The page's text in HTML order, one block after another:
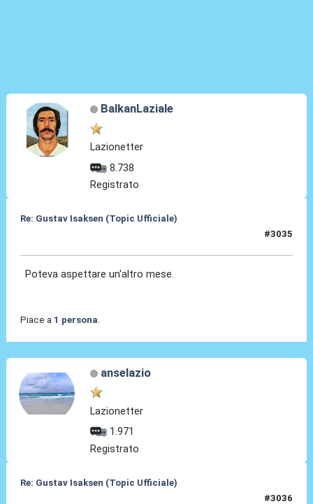
BalkanLaziale
Lazionetter
8.738
Registrato
Re: Gustav Isaksen (Topic Ufficiale)
#3035
Poteva aspettare un'altro mese.
Piace a 1 persona
anselazio
Lazionetter
1.971
Registrato
Re: Gustav Isaksen (Topic Ufficiale)
#3036